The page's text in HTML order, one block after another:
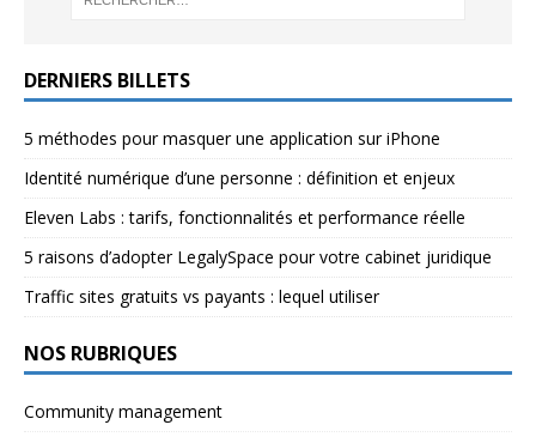
DERNIERS BILLETS
5 méthodes pour masquer une application sur iPhone
Identité numérique d’une personne : définition et enjeux
Eleven Labs : tarifs, fonctionnalités et performance réelle
5 raisons d’adopter LegalySpace pour votre cabinet juridique
Traffic sites gratuits vs payants : lequel utiliser
NOS RUBRIQUES
Community management